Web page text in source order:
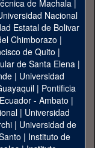
de Machala|
Nacional
Estatal de Bolivar
Chimborazo |
de Quito |
de Santa Elena|
| Universidad
| Pontificia
- Ambato |
| Universidad
| Universidad de
| Instituto de